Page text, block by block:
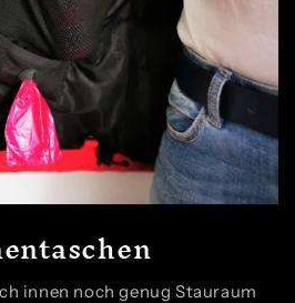
innen noch genug Stauraum